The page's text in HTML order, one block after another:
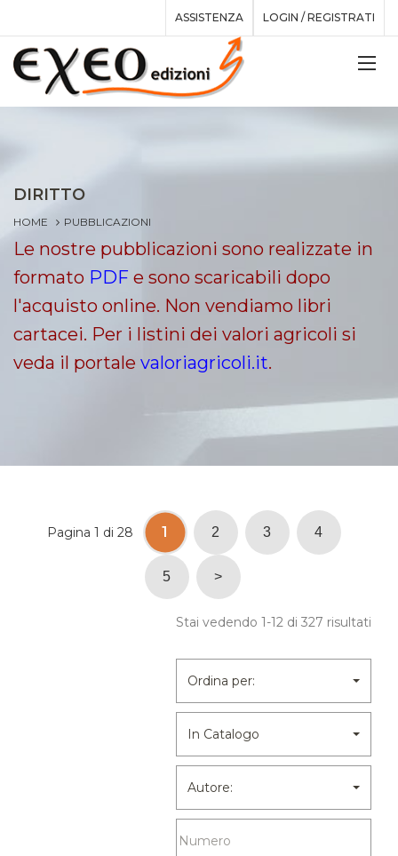
ASSISTENZA LOGIN / REGISTRATI
DIRITTO
HOME PUBBLICAZIONI
Le nostre pubblicazioni sono realizzate in
formato PDF e sono scaricabili dopo
l'acquisto online. Non vendiamo libri
cartacei. Per i listini dei valori agricoli si
veda il portale valoriagricoli.it.
Pagina 1 di 28 1 2 3 4
5 >
Stai vedendo 1-12 di 327 risultati
Ordina per:
In Catalogo
Autore: